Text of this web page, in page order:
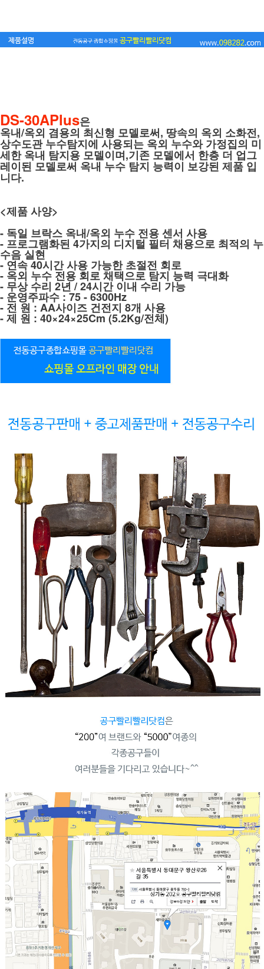
DS-30APlus은
옥내/옥외 겸용의 최신형 모델로써, 땅속의 옥외 소화전,
상수도관 누수탐지에 사용되는 옥외 누수와 가정집의 미
세한 옥내 탐지용 모델이며,기존 모델에서 한층 더 업그
레이된 모델로써 옥내 누수 탐지 능력이 보강된 제품 입
니다.
<제품 사양>
- 독일 브락스 옥내/옥외 누수 전용 센서 사용
- 프로그램화된 4가지의 디지털 필터 채용으로 최적의 누
수음 실현
- 연속 40시간 사용 가능한 초절전 회로
- 옥외 누수 전용 회로 채택으로 탐지 능력 극대화
- 무상 수리 2년 / 24시간 이내 수리 가능
- 운영주파수 : 75 - 6300Hz
- 전 원 : AA사이즈 건전지 8개 사용
- 제 원 : 40×24×25Cm (5.2Kg/전체)